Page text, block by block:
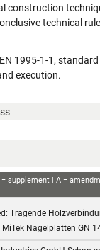
construction
technical
1995-1-1,
execution.
supplement Ä
Tragende
Nagelplatten GN